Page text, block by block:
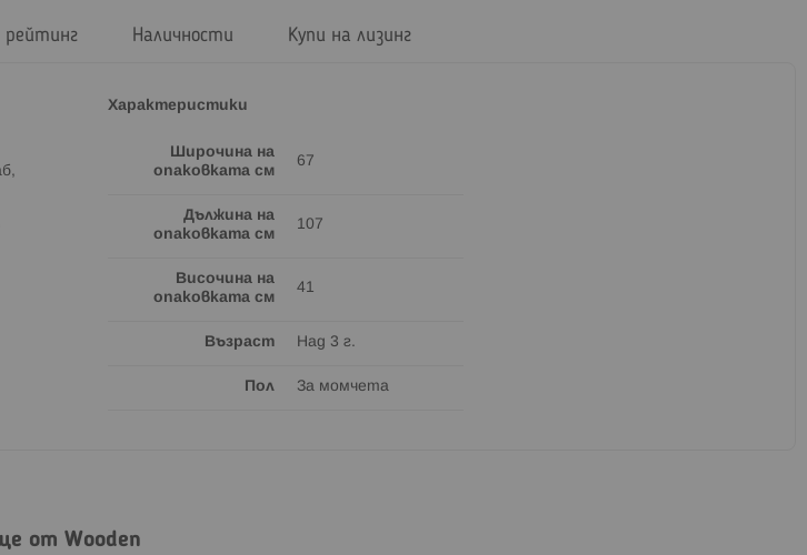
Характеристики
Широчина на
опаковката см
67
Дължина на
опаковката см
107
Височина на
опаковката см
41
Възраст Над 3 г.
Пол За момчета
рейтинг Наличности Купи на лизинг
от Wooden